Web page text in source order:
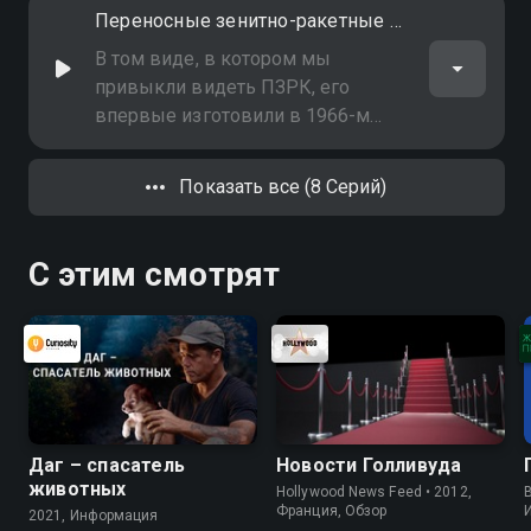
попытка американцев вернуть
лидерство. Однако выпустили их
немного - всего 670 единиц
Переносные зенитно-ракетные комплексы. "Стрела-2" против "Блоупайп" и "Стингер"
В том виде, в котором мы
привыкли видеть ПЗРК, его
впервые изготовили в 1966-м
году британцы - это зенитный
ракетный комплекс "Блоупайп".
Правда, вышел он огромным и
Показать все (8 Серий)
С этим смотрят
Даг – спасатель
животных
2021, Информация
Новости Голливуда
Hollywood News Feed • 2012,
Франция, Обзор